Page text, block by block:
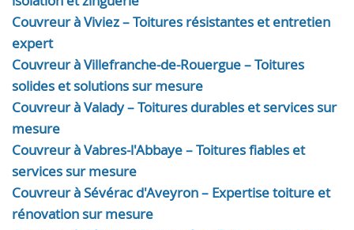
Couvreur à Viviez – Toitures résistantes et entretien
expert
Couvreur à Villefranche-de-Rouergue – Toitures
solides et solutions sur mesure
Couvreur à Valady – Toitures durables et services sur
mesure
Couvreur à Vabres-l'Abbaye – Toitures fiables et
services sur mesure
Couvreur à Sévérac d'Aveyron – Expertise toiture et
rénovation sur mesure